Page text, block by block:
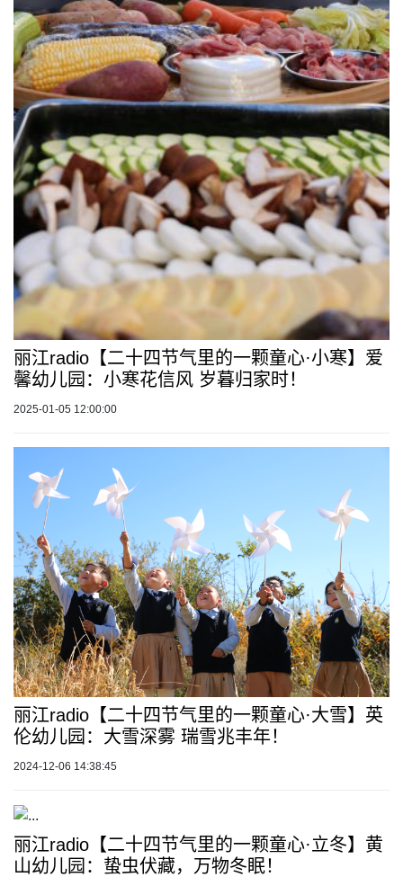
丽江radio【二十四节气里的一颗童心·小寒】爱
馨幼儿园：小寒花信风 岁暮归家时！
2025-01-05 12:00:00
丽江radio【二十四节气里的一颗童心·大雪】英
伦幼儿园：大雪深雾 瑞雪兆丰年！
2024-12-06 14:38:45
丽江radio【二十四节气里的一颗童心·立冬】黄
山幼儿园：蛰虫伏藏，万物冬眠！